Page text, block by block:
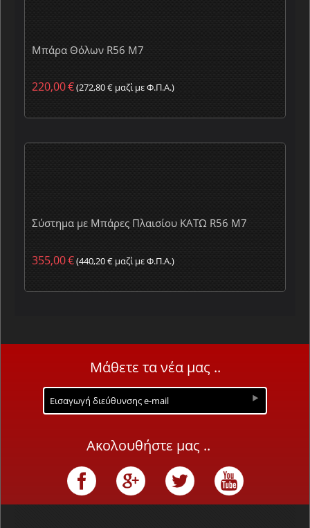
Μπάρα Θόλων R56 M7
220,00€(272,80€ μαζί με Φ.Π.Α.)
Σύστημα με Μπάρες Πλαισίου ΚΑΤΩ R56 M7
355,00€(440,20€ μαζί με Φ.Π.Α.)
Μάθετε τα νέα μας ..
Ακολουθήστε μας ..